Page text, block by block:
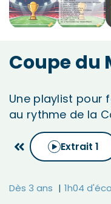
Coupe du
Une playlist pour
au rythme de la
Extrait 1
Dès 3 ans 1h04